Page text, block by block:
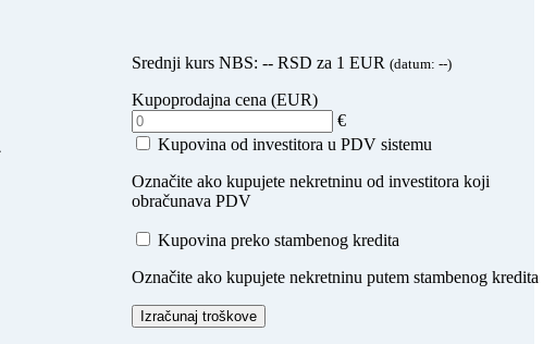
Srednji kurs NBS: -- RSD za 1 EUR (datum: --)
Kupoprodajna cena (EUR)
€
Kupovina od investitora u PDV sistemu
Označite ako kupujete nekretninu od investitora koji
obračunava PDV
Kupovina preko stambenog kredita
Označite ako kupujete nekretninu putem stambenog kredita
Izračunaj troškove